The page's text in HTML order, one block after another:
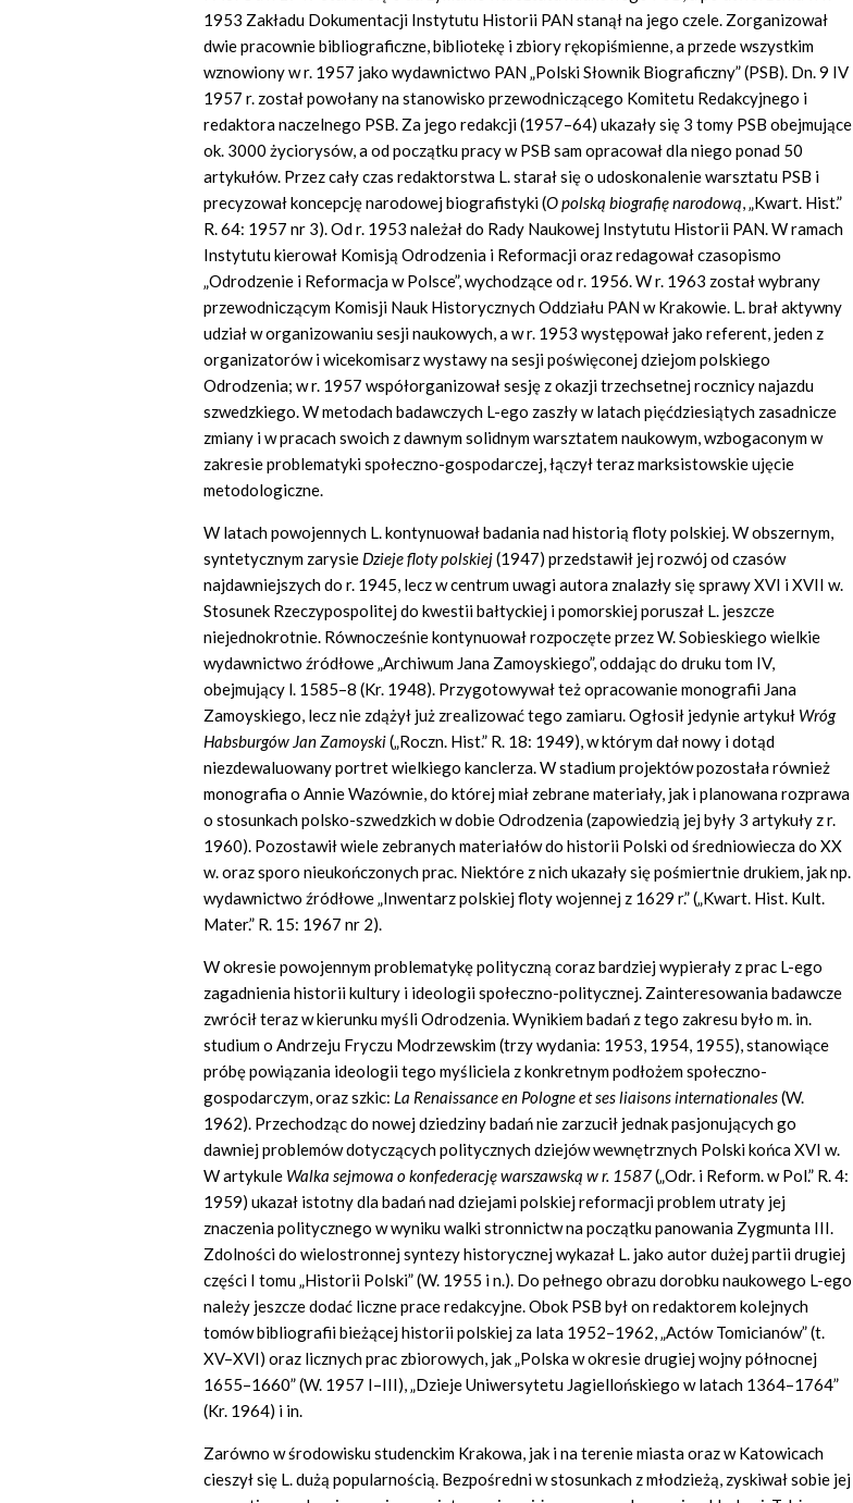
1953 Zakładu Dokumentacji Instytutu Historii PAN stanął na jego czele. Zorganizował
dwie pracownie bibliograficzne, bibliotekę i zbiory rękopiśmienne, a przede wszystkim
wznowiony w r. 1957 jako wydawnictwo PAN „Polski Słownik Biograficzny” (PSB). Dn. 9 IV
1957 r. został powołany na stanowisko przewodniczącego Komitetu Redakcyjnego i
redaktora naczelnego PSB. Za jego redakcji (1957–64) ukazały się 3 tomy PSB obejmujące
ok. 3000 życiorysów, a od początku pracy w PSB sam opracował dla niego ponad 50
artykułów. Przez cały czas redaktorstwa L. starał się o udoskonalenie warsztatu PSB i
precyzował koncepcję narodowej biografistyki (O polską biografię narodową, „Kwart. Hist.”
R. 64: 1957 nr 3). Od r. 1953 należał do Rady Naukowej Instytutu Historii PAN. W ramach
Instytutu kierował Komisją Odrodzenia i Reformacji oraz redagował czasopismo
„Odrodzenie i Reformacja w Polsce”, wychodzące od r. 1956. W r. 1963 został wybrany
przewodniczącym Komisji Nauk Historycznych Oddziału PAN w Krakowie. L. brał aktywny
udział w organizowaniu sesji naukowych, a w r. 1953 występował jako referent, jeden z
organizatorów i wicekomisarz wystawy na sesji poświęconej dziejom polskiego
Odrodzenia; w r. 1957 współorganizował sesję z okazji trzechsetnej rocznicy najazdu
szwedzkiego. W metodach badawczych L-ego zaszły w latach pięćdziesiątych zasadnicze
zmiany i w pracach swoich z dawnym solidnym warsztatem naukowym, wzbogaconym w
zakresie problematyki społeczno-gospodarczej, łączył teraz marksistowskie ujęcie
metodologiczne.
W latach powojennych L. kontynuował badania nad historią floty polskiej. W obszernym,
syntetycznym zarysie Dzieje floty polskiej(1947) przedstawił jej rozwój od czasów
najdawniejszych do r. 1945, lecz w centrum uwagi autora znalazły się sprawy XVI i XVII w.
Stosunek Rzeczypospolitej do kwestii bałtyckiej i pomorskiej poruszał L. jeszcze
niejednokrotnie. Równocześnie kontynuował rozpoczęte przez W. Sobieskiego wielkie
wydawnictwo źródłowe „Archiwum Jana Zamoyskiego”, oddając do druku tom IV,
obejmujący l. 1585–8 (Kr. 1948). Przygotowywał też opracowanie monografii Jana
Zamoyskiego, lecz nie zdążył już zrealizować tego zamiaru. Ogłosił jedynie artykuł Wróg
Habsburgów Jan Zamoyski(„Roczn. Hist.” R. 18: 1949), w którym dał nowy i dotąd
niezdewaluowany portret wielkiego kanclerza. W stadium projektów pozostała również
monografia o Annie Wazównie, do której miał zebrane materiały, jak i planowana rozprawa
o stosunkach polsko-szwedzkich w dobie Odrodzenia (zapowiedzią jej były 3 artykuły z r.
1960). Pozostawił wiele zebranych materiałów do historii Polski od średniowiecza do XX
w. oraz sporo nieukończonych prac. Niektóre z nich ukazały się pośmiertnie drukiem, jak np.
wydawnictwo źródłowe „Inwentarz polskiej floty wojennej z 1629 r.” („Kwart. Hist. Kult.
Mater.” R. 15: 1967 nr 2).
W okresie powojennym problematykę polityczną coraz bardziej wypierały z prac L-ego
zagadnienia historii kultury i ideologii społeczno-politycznej. Zainteresowania badawcze
zwrócił teraz w kierunku myśli Odrodzenia. Wynikiem badań z tego zakresu było m. in.
studium o Andrzeju Fryczu Modrzewskim (trzy wydania: 1953, 1954, 1955), stanowiące
próbę powiązania ideologii tego myśliciela z konkretnym podłożem społeczno-
gospodarczym, oraz szkic: La Renaissance en Pologne et ses liaisons internationales(W.
1962). Przechodząc do nowej dziedziny badań nie zarzucił jednak pasjonujących go
dawniej problemów dotyczących politycznych dziejów wewnętrznych Polski końca XVI w.
W artykule Walka sejmowa o konfederację warszawską w r. 1587(„Odr. i Reform. w Pol.” R. 4:
1959) ukazał istotny dla badań nad dziejami polskiej reformacji problem utraty jej
znaczenia politycznego w wyniku walki stronnictw na początku panowania Zygmunta III.
Zdolności do wielostronnej syntezy historycznej wykazał L. jako autor dużej partii drugiej
części I tomu „Historii Polski” (W. 1955 i n.). Do pełnego obrazu dorobku naukowego L-ego
należy jeszcze dodać liczne prace redakcyjne. Obok PSB był on redaktorem kolejnych
tomów bibliografii bieżącej historii polskiej za lata 1952–1962, „Actów Tomicianów” (t.
XV–XVI) oraz licznych prac zbiorowych, jak „Polska w okresie drugiej wojny północnej
1655–1660” (W. 1957 I–III), „Dzieje Uniwersytetu Jagiellońskiego w latach 1364–1764”
(Kr. 1964) i in.
Zarówno w środowisku studenckim Krakowa, jak i na terenie miasta oraz w Katowicach
cieszył się L. dużą popularnością. Bezpośredni w stosunkach z młodzieżą, zyskiwał sobie jej